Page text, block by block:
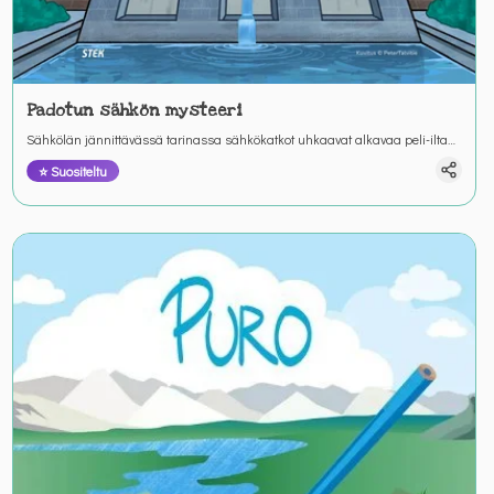
Padotun sähkön mysteeri
Sähkölän jännittävässä tarinassa sähkökatkot uhkaavat alkavaa peli-iltaa.
Mikä aiheuttaa sähkökatkoja? Ratkaise tehtävät ja johdata sankarit
sähköntuotannon alkulähteille.
⭐ Suositeltu